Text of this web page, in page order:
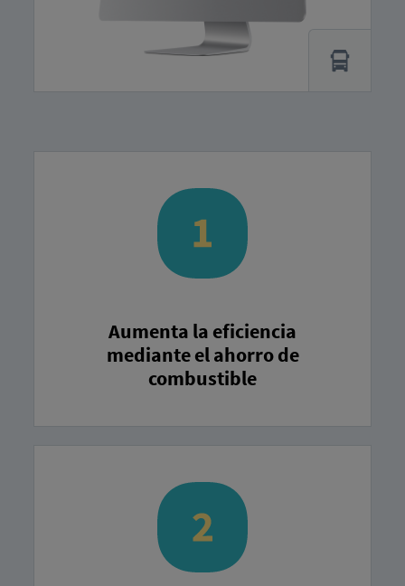
Aumenta la eficiencia
mediante el ahorro de
combustible